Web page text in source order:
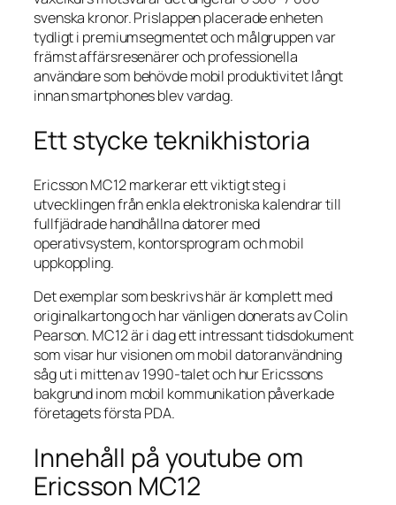
svenska kronor. Prislappen placerade enheten
tydligt i premiumsegmentet och målgruppen var
främst affärsresenärer och professionella
användare som behövde mobil produktivitet långt
innan smartphones blev vardag.
Ett stycke teknikhistoria
Ericsson MC12 markerar ett viktigt steg i
utvecklingen från enkla elektroniska kalendrar till
fullfjädrade handhållna datorer med
operativsystem, kontorsprogram och mobil
uppkoppling.
Det exemplar som beskrivs här är komplett med
originalkartong och har vänligen donerats av Colin
Pearson. MC12 är i dag ett intressant tidsdokument
som visar hur visionen om mobil datoranvändning
såg ut i mitten av 1990-talet och hur Ericssons
bakgrund inom mobil kommunikation påverkade
företagets första PDA.
Innehåll på youtube om
Ericsson MC12